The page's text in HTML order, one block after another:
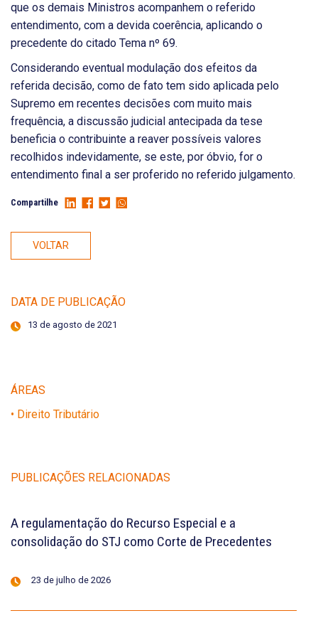
que os demais Ministros acompanhem o referido
entendimento, com a devida coerência, aplicando o
precedente do citado Tema nº 69.
Considerando eventual modulação dos efeitos da
referida decisão, como de fato tem sido aplicada pelo
Supremo em recentes decisões com muito mais
frequência, a discussão judicial antecipada da tese
beneficia o contribuinte a reaver possíveis valores
recolhidos indevidamente, se este, por óbvio, for o
entendimento final a ser proferido no referido julgamento.
Compartilhe
VOLTAR
DATA DE PUBLICAÇÃO
13 de agosto de 2021
ÁREAS
• Direito Tributário
PUBLICAÇÕES RELACIONADAS
A regulamentação do Recurso Especial e a
consolidação do STJ como Corte de Precedentes
23 de julho de 2026